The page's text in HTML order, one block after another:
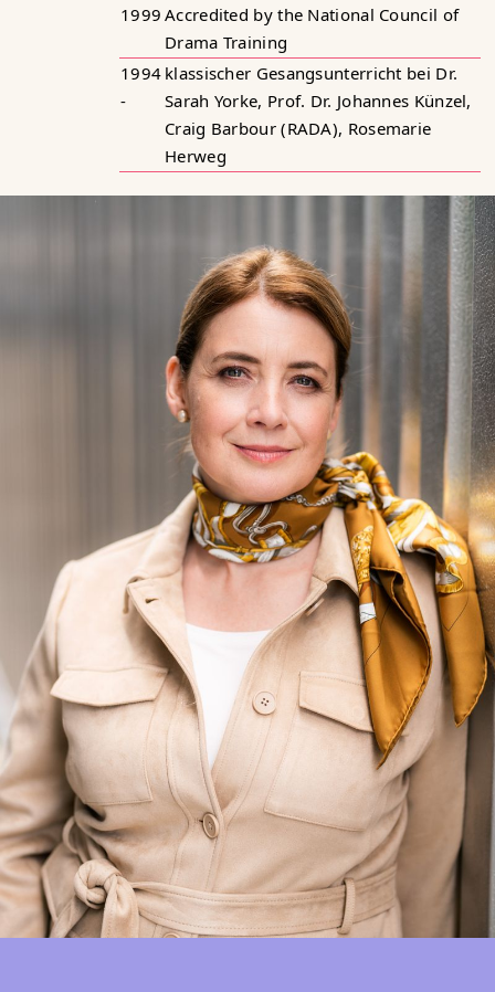
1999 Accredited by the National Council of
Drama Training
1994
-
klassischer Gesangsunterricht bei Dr.
Sarah Yorke, Prof. Dr. Johannes Künzel,
Craig Barbour (RADA), Rosemarie
Herweg